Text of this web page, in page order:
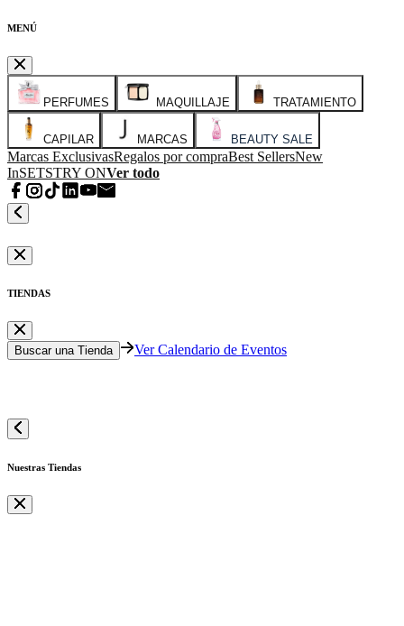
MENÚ
PERFUMES MAQUILLAJE TRATAMIENTO
CAPILAR MARCAS BEAUTY SALE
Marcas ExclusivasRegalos por compraBest SellersNew
InSETSTRY ONVer todo
TIENDAS
Buscar una Tienda Ver Calendario de Eventos
Nuestras Tiendas